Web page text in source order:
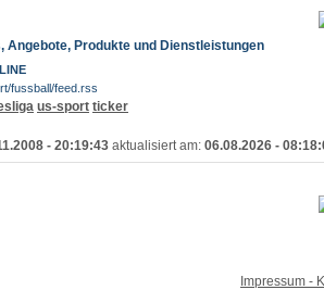
Angebote, Produkte und Dienstleistungen
fussball/feed.rss
us-sport ticker
- 20:19:43 aktualisiert am: 06.08.2026 -
Impressum -